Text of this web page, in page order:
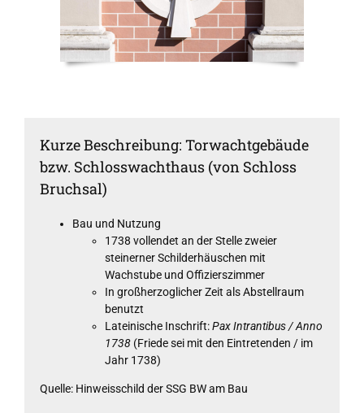
Kurze Beschreibung: Torwachtgebäude
bzw. Schlosswachthaus (von Schloss
Bruchsal)
Bau und Nutzung
1738 vollendet an der Stelle zweier
steinerner Schilderhäuschen mit
Wachstube und Offizierszimmer
In großherzoglicher Zeit als Abstellraum
benutzt
Lateinische Inschrift:Pax Intrantibus / Anno
1738 (Friede sei mit den Eintretenden / im
Jahr 1738)
Quelle: Hinweisschild der SSG BW am Bau